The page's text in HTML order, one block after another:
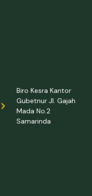
Biro Kesra Kantor
Gubetnur Jl. Gajah
Mada No.2
Samarinda